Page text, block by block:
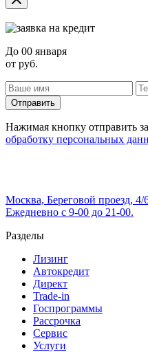
До 00 января
от руб.
Отправить
Нажимая кнопку отправить
обработку персональных
Москва, Береговой проезд, 4/
Ежедневно с 9-00 до 21-00.
Разделы
Лизинг
Автокредит
Директ
Trade-in
Госпрограммы
Рассрочка
Сервис
Услуги